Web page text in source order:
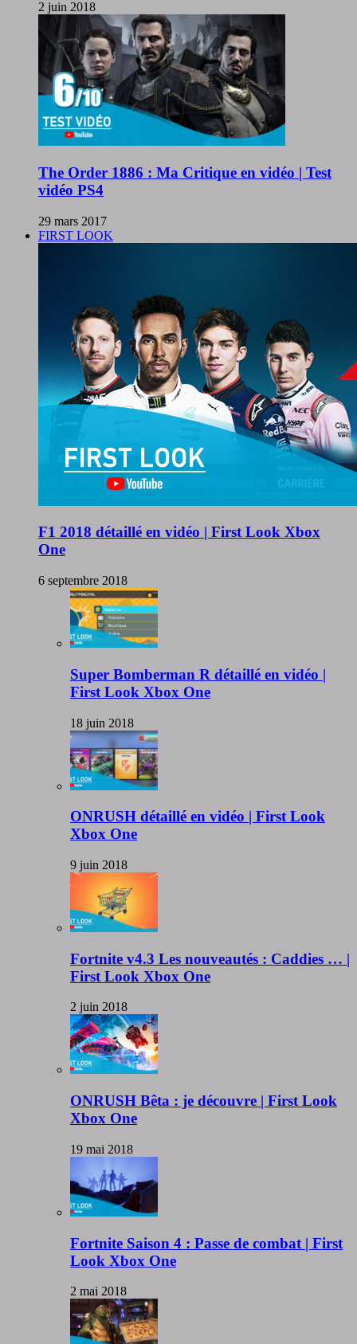
2 juin 2018
The Order 1886 : Ma Critique en vidéo | Test
vidéo PS4
29 mars 2017
FIRST LOOK
F1 2018 détaillé en vidéo | First Look Xbox
One
6 septembre 2018
Super Bomberman R détaillé en vidéo |
First Look Xbox One
18 juin 2018
ONRUSH détaillé en vidéo | First Look
Xbox One
9 juin 2018
Fortnite v4.3 Les nouveautés : Caddies … |
First Look Xbox One
2 juin 2018
ONRUSH Bêta : je découvre | First Look
Xbox One
19 mai 2018
Fortnite Saison 4 : Passe de combat | First
Look Xbox One
2 mai 2018